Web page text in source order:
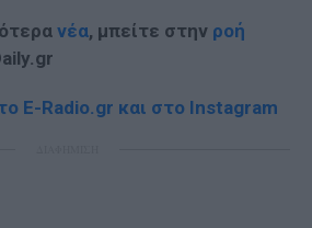
νέα, μπείτε στην ροή
E-Radio.gr και στο Instagram